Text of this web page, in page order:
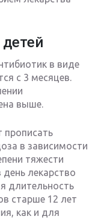
в виде
с 3 месяцев.
выше.
прописать
в зависимости
тяжести
лекарство
длительность
старше 12 лет
как и для